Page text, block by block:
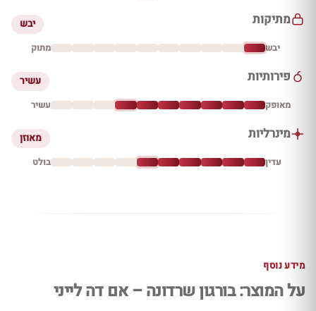
מתיקות יבש
יבש מתוק
פירותיות עשיר
מאופק עשיר
מינרליות מאוזן
עדין בולט
מידע נוסף
על המוצר: בורגון שרדונה – אם דה לייני